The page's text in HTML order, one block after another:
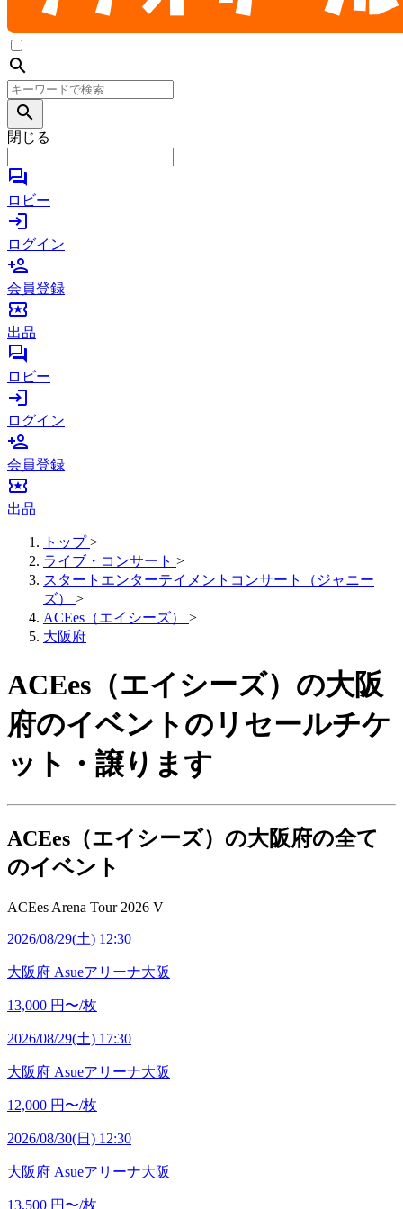
search
search
閉じる
forum
ロビー
login
ログイン
person_add
会員登録
local_activity
出品
forum
ロビー
login
ログイン
person_add
会員登録
local_activity
出品
トップ >
ライブ・コンサート >
スタートエンターテイメントコンサート（ジャニー
ズ）
>
ACEes（エイシーズ）
>
大阪府
ACEes（エイシーズ）の大阪
府のイベントのリセールチケ
ット・譲ります
ACEes（エイシーズ）の大阪府の全て
のイベント
ACEes Arena Tour 2026 V
2026/08/29(土) 12:30
大阪府 Asueアリーナ大阪
13,000 円〜/枚
2026/08/29(土) 17:30
大阪府 Asueアリーナ大阪
12,000 円〜/枚
2026/08/30(日) 12:30
大阪府 Asueアリーナ大阪
13,500 円〜/枚